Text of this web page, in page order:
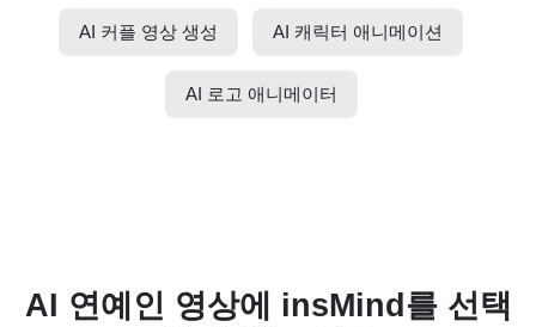
AI 커플 영상 생성 AI 캐릭터 애니메이션
AI 로고 애니메이터
AI 연예인 영상에 insMind를 선택